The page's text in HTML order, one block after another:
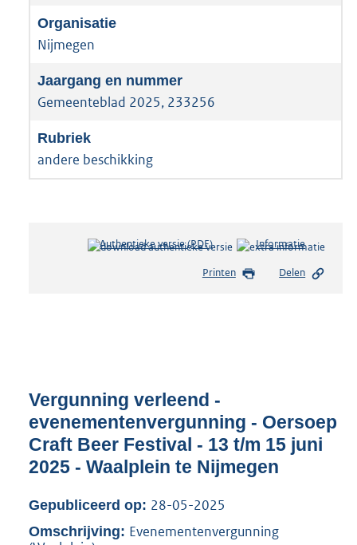
Nijmegen
Gemeenteblad 2025, 233256
andere beschikking
Authentieke versie (PDF)b
s
o
t
t
e
8
0
Informatie
Printen Delen
Vergunning verleend -
evenementenvergunning - Oersoep
Craft Beer Festival - 13 t/m 15 juni
2025 - Waalplein te Nijmegen
Gepubliceerd op: 28-05-2025
Omschrijving: Evenementenvergunning